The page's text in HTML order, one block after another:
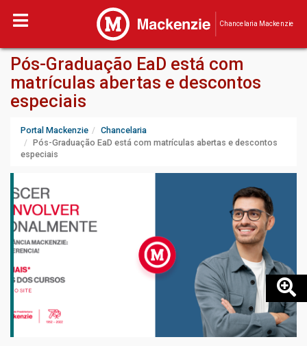
Chancelaria Mackenzie
Pós-Graduação EaD está com
matrículas abertas e descontos
especiais
Portal Mackenzie
Chancelaria
Pós-Graduação EaD está com matrículas abertas e descontos
especiais